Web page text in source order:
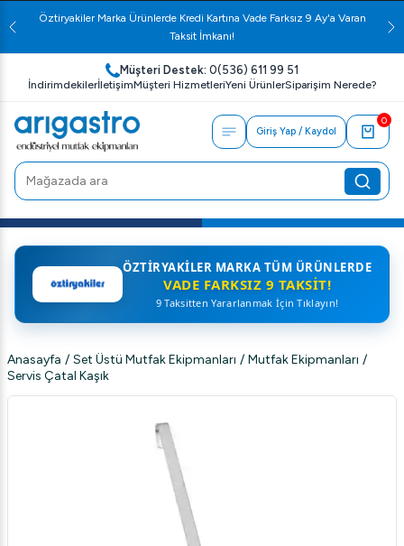
Öztiryakiler Marka Ürünlerde Kredi Kartına Vade Farksız 9 Ay'a Varan
Taksit İmkanı!
Müşteri Destek: 0(536) 611 99 51
İndirimdekilerİletişimMüşteri HizmetleriYeni ÜrünlerSiparişim Nerede?
Giriş Yap / Kaydol
0
ÖZTIRYAKILER MARKA TÜM ÜRÜNLERDE
VADE FARKSIZ 9 TAKSIT!
9 Taksitten Yararlanmak İçin Tıklayın!
Anasayfa / Set Üstü Mutfak Ekipmanları / Mutfak Ekipmanları /
Servis Çatal Kaşık